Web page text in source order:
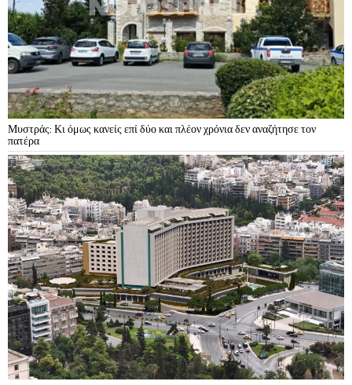
Μυστράς: Κι όμως κανείς επί δύο και πλέον χρόνια δεν αναζήτησε τον
πατέρα